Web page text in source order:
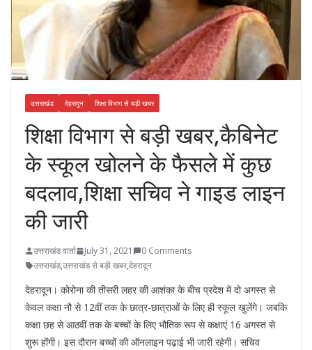
उत्तराखंड देहरादून शिक्षा विभाग से बड़ी खबर
शिक्षा विभाग से बड़ी खबर,कैबिनेट
के स्कूल खोलने के फैसले में कुछ
बदलाव,शिक्षा सचिव ने गाइड लाइन
की जारी
उत्तराखंड वार्ता July 31, 2021
0 Comments
उत्तराखंड,उत्तराखंड से बड़ी खबर,देहरादून
देहरादून। कोरोना की तीसरी लहर की आशंका के बीच प्रदेश में दो अगस्त से
केवल कक्षा नौ से 12वीं तक के छात्र-छात्राओं के लिए ही स्कूल खुलेंगे। जबकि
कक्षा छह से आठवीं तक के बच्चों के लिए भौतिक रूप से कक्षाएं 16 अगस्त से
शुरू होंगी। इस दौरान बच्चों की ऑनलाइन पढ़ाई भी जारी रहेगी। सचिव